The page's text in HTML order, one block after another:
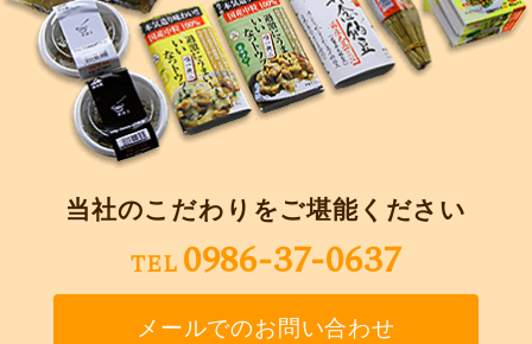
当社のこだわりをご堪能ください
TEL 0986-37-0637
メールでのお問い合わせ